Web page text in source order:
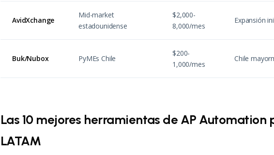
AvidXchange
Mid-market
estadounidense
$2,000-
8,000/mes
Expansión
Buk/Nubox PyMEs Chile
$200-
1,000/mes
Chile
Las 10 mejores herramientas de AP Automation
LATAM